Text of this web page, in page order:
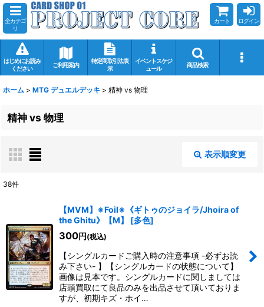
全カテゴ
リ
カート ログイン
はじめにお読み
ください
ご利用案内
特定商取引法表
示
イベントスケジ
ュール
商品検索
ホーム > MTG デュエルデッキ > 精神 vs 物理
精神 vs 物理
表示順変更
在庫あり
並び順:
絞り込む
38件
【MVM】※Foil※《ギトゥのジョイラ/Jhoira of
the Ghitu》【M】
[多色]
300円 (税込)
【シングルカードご購入時の注意事項 -必ずお読
み下さい- 】【シングルカードの状態について】
画像は見本です。シングルカードに関しましては
店頭買取にて良品のみを出品させて頂いておりま
すが、初期キズ・ホイ…